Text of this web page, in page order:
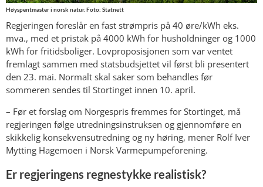
Høyspentmaster i norsk natur. Foto: Statnett
Regjeringen foreslår en fast strømpris på 40 øre/kWh eks.
mva., med et pristak på 4000 kWh for husholdninger og 1000
kWh for fritidsboliger. Lovproposisjonen som var ventet
fremlagt sammen med statsbudsjettet vil først bli presentert
den 23. mai. Normalt skal saker som behandles før
sommeren sendes til Stortinget innen 10. april.
– Før et forslag om Norgespris fremmes for Stortinget, må
regjeringen følge utredningsinstruksen og gjennomføre en
skikkelig konsekvensutredning og ny høring, mener Rolf Iver
Mytting Hagemoen i Norsk Varmepumpeforening.
Er regjeringens regnestykke realistisk?